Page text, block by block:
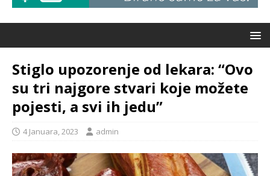
Stiglo upozorenje od lekara: “Ovo
su tri najgore stvari koje možete
pojesti, a svi ih jedu”
4 Januara, 2023 admin